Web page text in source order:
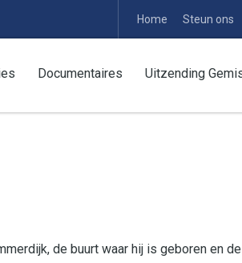
Home Steun ons
Documentaires Uitzending
de buurt waar hij is geboren en de